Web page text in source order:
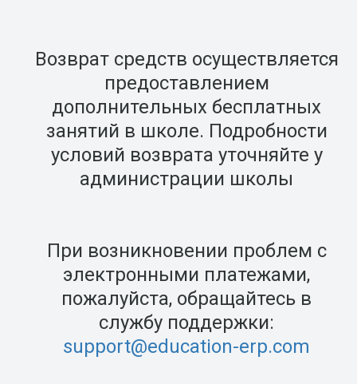
Возврат средств осуществляется
предоставлением
дополнительных бесплатных
занятий в школе. Подробности
условий возврата уточняйте у
администрации школы
При возникновении проблем с
электронными платежами,
пожалуйста, обращайтесь в
службу поддержки:
support@education-erp.com